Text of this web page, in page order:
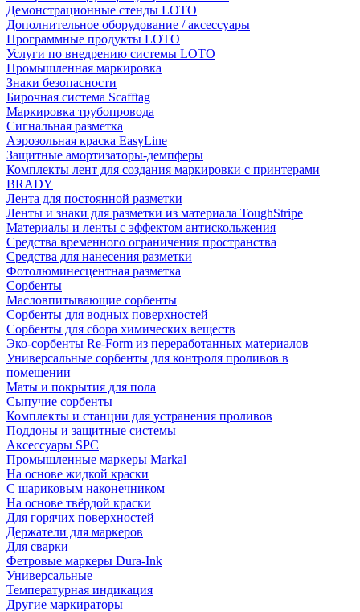
Демонстрационные стенды LOTO
Дополнительное оборудование / аксессуары
Программные продукты LOTO
Услуги по внедрению системы LOTO
Промышленная маркировка
Знаки безопасности
Бирочная система Scafftag
Маркировка трубопровода
Сигнальная разметка
Аэрозольная краска EasyLine
Защитные амортизаторы-демпферы
Комплекты лент для создания маркировки с принтерами
BRADY
Лента для постоянной разметки
Ленты и знаки для разметки из материала ToughStripe
Материалы и ленты с эффектом антискольжения
Средства временного ограничения пространства
Средства для нанесения разметки
Фотолюминесцентная разметка
Сорбенты
Масловпитывающие сорбенты
Сорбенты для водных поверхностей
Сорбенты для сбора химических веществ
Эко-сорбенты Re-Form из переработанных материалов
Универсальные сорбенты для контроля проливов в
помещении
Маты и покрытия для пола
Сыпучие сорбенты
Комплекты и станции для устранения проливов
Поддоны и защитные системы
Аксессуары SPC
Промышленные маркеры Markal
На основе жидкой краски
С шариковым наконечником
На основе твёрдой краски
Для горячих поверхностей
Держатели для маркеров
Для сварки
Фетровые маркеры Dura-Ink
Универсальные
Температурная индикация
Другие маркираторы